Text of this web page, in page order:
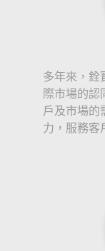
多年來，銓
際市場的認
戶及市場的
力，服務客